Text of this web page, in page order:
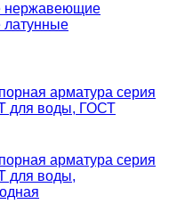
нержавеющие
арматура серия
для воды, ГОСТ
арматура серия
для воды,